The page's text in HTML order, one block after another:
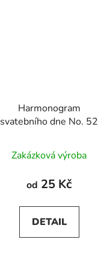
Harmonogram
svatebního dne No. 52
Zakázková výroba
od 25 Kč
DETAIL